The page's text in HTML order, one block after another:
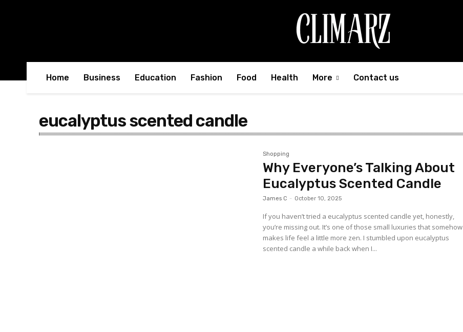
Home Business Education Fashion Food Health More Contact us
eucalyptus scented candle
Shopping
Why Everyone’s Talking About
Eucalyptus Scented Candle
James C - October 10, 2025
If you haven’t tried a eucalyptus scented candle yet, honestly,
you’re missing out. It’s one of those small luxuries that somehow
makes life feel a little more zen. I stumbled upon eucalyptus
scented candle a while back when I...